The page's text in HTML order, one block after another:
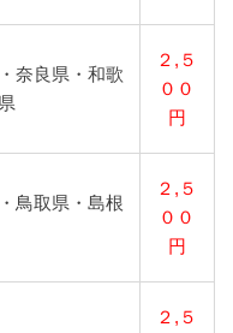
奈良県・和歌
２,５
００
円
鳥取県・島根
２,５
００
円
２,５